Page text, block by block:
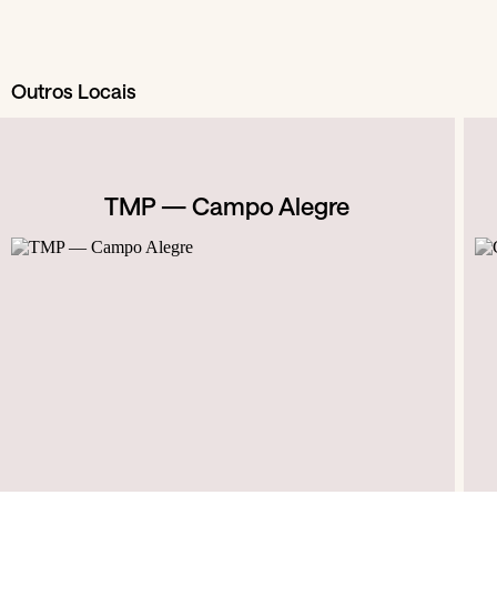
Outros Locais
TMP — Campo Alegre